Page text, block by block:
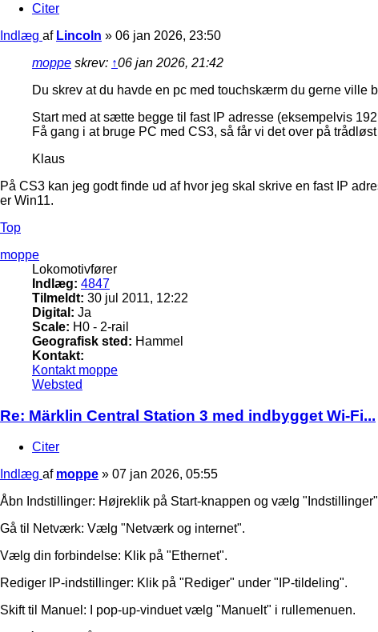
Citer
Indlæg af Lincoln » 06 jan 2026, 23:50
moppe skrev: ↑06 jan 2026, 21:42
Du skrev at du havde en pc med touchskærm du gerne ville
Start med at sætte begge til fast IP adresse (eksempelvis
Få gang i at bruge PC med CS3, så får vi det over på
Klaus
På CS3 kan jeg godt finde ud af hvor jeg skal skrive en fast IP
er Win11.
Top
moppe
Lokomotivfører
Indlæg: 4847
Tilmeldt: 30 jul 2011, 12:22
Digital: Ja
Scale: H0 - 2-rail
Geografisk sted: Hammel
Kontakt:
Kontakt moppe
Websted
Re: Märklin Central Station 3 med indbygget Wi-Fi...
Citer
Indlæg af moppe » 07 jan 2026, 05:55
Åbn Indstillinger: Højreklik på Start-knappen og vælg
Gå til Netværk: Vælg "Netværk og internet".
Vælg din forbindelse: Klik på "Ethernet".
Rediger IP-indstillinger: Klik på "Rediger" under "IP-tildeling".
Skift til Manuel: I pop-up-vinduet vælg "Manuelt" i rullemenuen.